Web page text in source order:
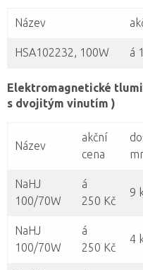
Název
HSA102232, 100W á
Elektromagnetické
s dvojitým vinutím )
Název
akční
cena
NaHJ
100/70W
á
250 Kč
9
NaHJ
100/70W
á
250 Kč
4